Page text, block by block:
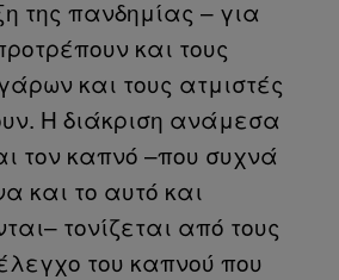
της πανδημίας – για
και τους
και τους ατμιστές
Η διάκριση ανάμεσα
τον καπνό –που συχνά
και το αυτό και
τονίζεται από τους
του καπνού που